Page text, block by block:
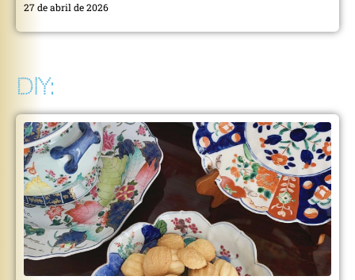
27 de abril de 2026
DIY: